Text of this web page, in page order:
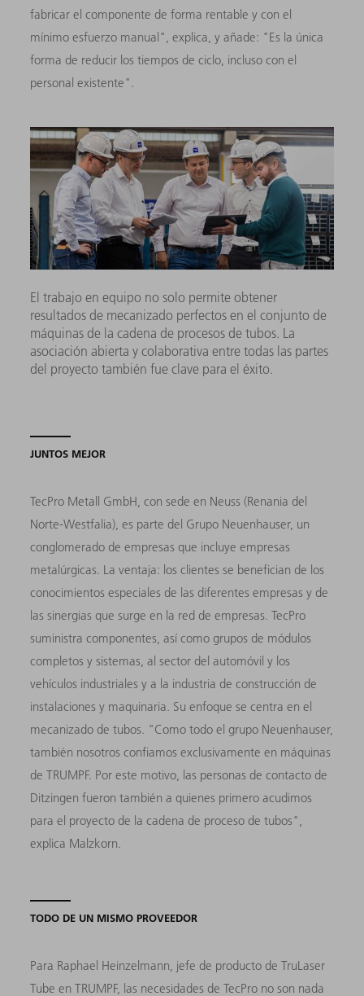
fabricar el componente de forma rentable y con el
mínimo esfuerzo manual", explica, y añade: "Es la única
forma de reducir los tiempos de ciclo, incluso con el
personal existente".
El trabajo en equipo no solo permite obtener
resultados de mecanizado perfectos en el conjunto de
máquinas de la cadena de procesos de tubos. La
asociación abierta y colaborativa entre todas las partes
del proyecto también fue clave para el éxito.
JUNTOS MEJOR
TecPro Metall GmbH, con sede en Neuss (Renania del
Norte-Westfalia), es parte del Grupo Neuenhauser, un
conglomerado de empresas que incluye empresas
metalúrgicas. La ventaja: los clientes se benefician de los
conocimientos especiales de las diferentes empresas y de
las sinergias que surge en la red de empresas. TecPro
suministra componentes, así como grupos de módulos
completos y sistemas, al sector del automóvil y los
vehículos industriales y a la industria de construcción de
instalaciones y maquinaria. Su enfoque se centra en el
mecanizado de tubos. "Como todo el grupo Neuenhauser,
también nosotros confiamos exclusivamente en máquinas
de TRUMPF. Por este motivo, las personas de contacto de
Ditzingen fueron también a quienes primero acudimos
para el proyecto de la cadena de proceso de tubos",
explica Malzkorn.
TODO DE UN MISMO PROVEEDOR
Para Raphael Heinzelmann, jefe de producto de TruLaser
Tube en TRUMPF, las necesidades de TecPro no son nada